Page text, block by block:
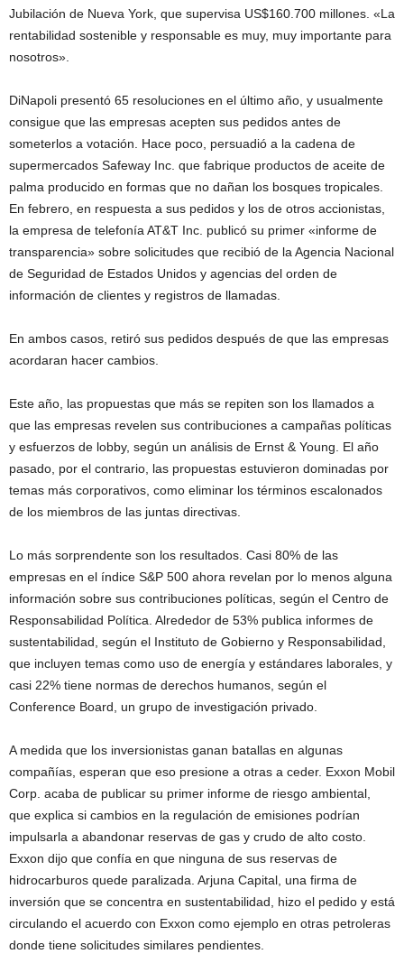
Jubilación de Nueva York, que supervisa US$160.700 millones. «La
rentabilidad sostenible y responsable es muy, muy importante para
nosotros».
DiNapoli presentó 65 resoluciones en el último año, y usualmente
consigue que las empresas acepten sus pedidos antes de
someterlos a votación. Hace poco, persuadió a la cadena de
supermercados Safeway Inc. que fabrique productos de aceite de
palma producido en formas que no dañan los bosques tropicales.
En febrero, en respuesta a sus pedidos y los de otros accionistas,
la empresa de telefonía AT&T Inc. publicó su primer «informe de
transparencia» sobre solicitudes que recibió de la Agencia Nacional
de Seguridad de Estados Unidos y agencias del orden de
información de clientes y registros de llamadas.
En ambos casos, retiró sus pedidos después de que las empresas
acordaran hacer cambios.
Este año, las propuestas que más se repiten son los llamados a
que las empresas revelen sus contribuciones a campañas políticas
y esfuerzos de lobby, según un análisis de Ernst & Young. El año
pasado, por el contrario, las propuestas estuvieron dominadas por
temas más corporativos, como eliminar los términos escalonados
de los miembros de las juntas directivas.
Lo más sorprendente son los resultados. Casi 80% de las
empresas en el índice S&P 500 ahora revelan por lo menos alguna
información sobre sus contribuciones políticas, según el Centro de
Responsabilidad Política. Alrededor de 53% publica informes de
sustentabilidad, según el Instituto de Gobierno y Responsabilidad,
que incluyen temas como uso de energía y estándares laborales, y
casi 22% tiene normas de derechos humanos, según el
Conference Board, un grupo de investigación privado.
A medida que los inversionistas ganan batallas en algunas
compañías, esperan que eso presione a otras a ceder. Exxon Mobil
Corp. acaba de publicar su primer informe de riesgo ambiental,
que explica si cambios en la regulación de emisiones podrían
impulsarla a abandonar reservas de gas y crudo de alto costo.
Exxon dijo que confía en que ninguna de sus reservas de
hidrocarburos quede paralizada. Arjuna Capital, una firma de
inversión que se concentra en sustentabilidad, hizo el pedido y está
circulando el acuerdo con Exxon como ejemplo en otras petroleras
donde tiene solicitudes similares pendientes.